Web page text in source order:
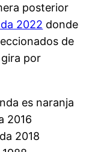
posterior
2022 donde
de
por